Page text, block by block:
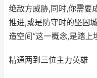
绝敌方威胁,同时,你需要
推进,或是防守时的坚固
造空间”这一概念,是踏上
精通两到三位主力英雄